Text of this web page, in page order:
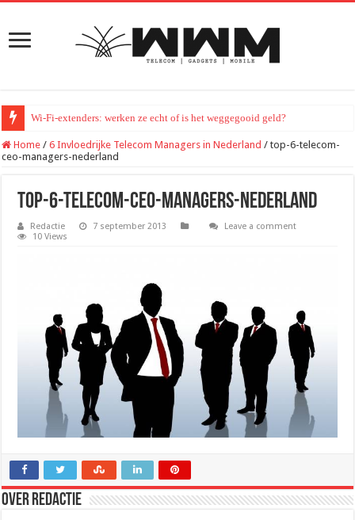
Wi-Fi-extenders: werken ze echt of is het weggegooid geld?
Home / 6 Invloedrijke Telecom Managers in Nederland / top-6-telecom-
ceo-managers-nederland
top-6-telecom-ceo-managers-nederland
Redactie 7 september 2013
Leave a comment
10 Views
Over Redactie